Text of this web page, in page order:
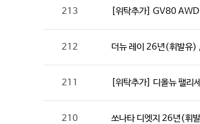
213 [위탁추가] GV80
212 더뉴 레이 26년(휘발유)
211 [위탁추가] 디올뉴 팰
210 쏘나타 디엣지 26년(휘